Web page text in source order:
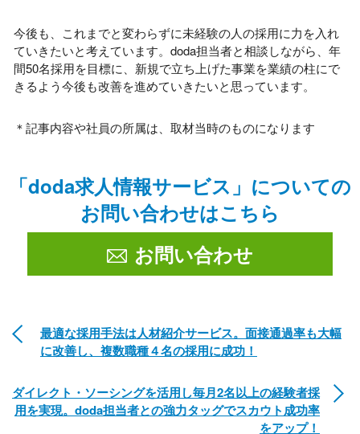
今後も、これまでと変わらずに未経験の人の採用に力を入れ
ていきたいと考えています。 doda担当者と相談しながら、年
間50名採用を目標に、新規で立ち上げた事業を業績の柱にで
きるよう今後も改善を進めていきたいと思っています。
＊記事内容や社員の所属は、取材当時のものになります
「doda求人情報サービス」についての
お問い合わせはこちら
お問い合わせ
最適な採用手法は人材紹介サービス。面接通過率も大幅
に改善し、複数職種４名の採用に成功！
ダイレクト・ソーシングを活用し毎月2名以上の経験者採
用を実現。doda担当者との強力タッグでスカウト成功率
をアップ！